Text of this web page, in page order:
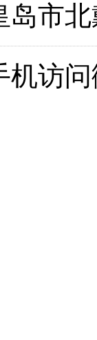
岛市
机访